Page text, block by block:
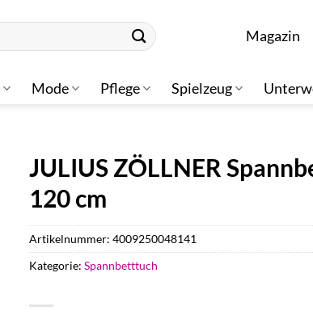
Magazin
Mode Pflege Spielzeug
JULIUS ZÖLLNER
120 cm
Artikelnummer:4009250048141
Kategorie:Spannbetttuch